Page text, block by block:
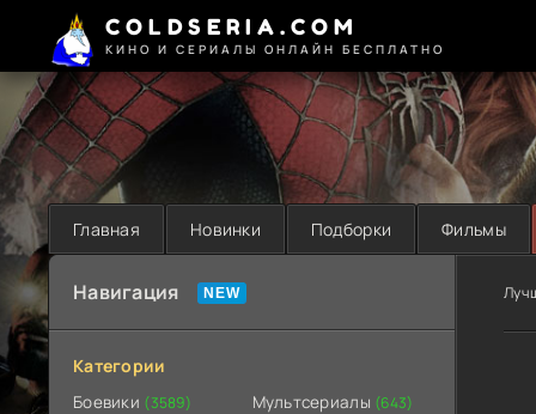
COLDSERIA.COM
КИНО И СЕРИАЛЫ ОНЛАЙН БЕСПЛАТНО
Главная Новинки Подборки Фильмы
Навигация
Категории
Боевики (3589) Мультсериалы (643)